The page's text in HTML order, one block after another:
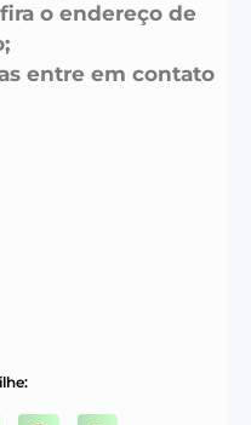
o endereço de
entre em contato